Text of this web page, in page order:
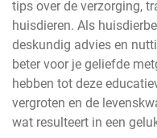
tips over de verzorging,
huisdieren. Als
deskundig advies en
beter voor je geliefde
hebben tot deze
vergroten en de
wat resulteert in een